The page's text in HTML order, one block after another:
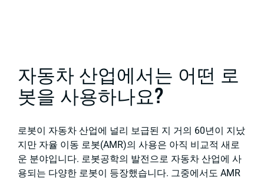
자동차 산업에서는 어떤 로
봇을 사용하나요?
로봇이 자동차 산업에 널리 보급된 지 거의 60년이 지났
지만 자율 이동 로봇(AMR)의 사용은 아직 비교적 새로
운 분야입니다. 로봇공학의 발전으로 자동차 산업에 사
용되는 다양한 로봇이 등장했습니다. 그중에서도 AMR